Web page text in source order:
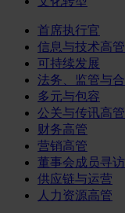
首席执行官
信息与技术高管
可持续发展
法务、监管与
多元与包容
公关与传讯高管
财务高管
营销高管
董事会成员寻访
供应链与运营
人力资源高管